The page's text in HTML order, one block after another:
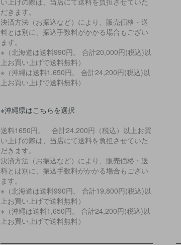
だきます。
決済方法（お振込など）により、販売価格・送
料とは別に、振込手数料がかかる場合もござい
ます。
※（北海道は送料990円。 合計20,000円(税込)以
上お買い上げで送料無料）
※（沖縄は送料1,650円。 合計24,200円(税込)以
上お買い上げで送料無料）
※沖縄県はこちらを選択
送料1650円。 合計24,200円（税込）以上お買
い上げの際は、当店にて送料を負担させていた
だきます。
決済方法（お振込など）により、販売価格・送
料とは別に、振込手数料がかかる場合もござい
ます。
※（北海道は送料990円。 合計19,800円(税込)以
上お買い上げで送料無料）
※（沖縄は送料1,650円。 合計24,200円(税込)以
上お買い上げで送料無料）